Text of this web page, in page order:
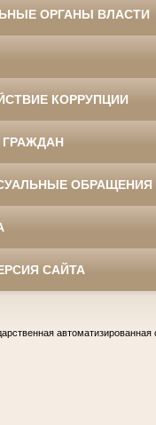
ОРГАНЫ ВЛАСТИ
КОРРУПЦИИ
ОБРАЩЕНИЯ
САЙТА